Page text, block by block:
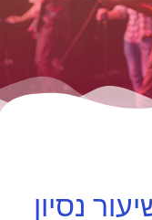
נסיון